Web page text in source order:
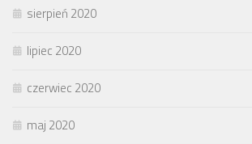
sierpień 2020
lipiec 2020
czerwiec 2020
maj 2020